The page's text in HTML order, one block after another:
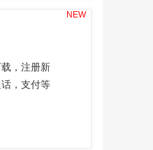
，注册新
，支付等
NEW